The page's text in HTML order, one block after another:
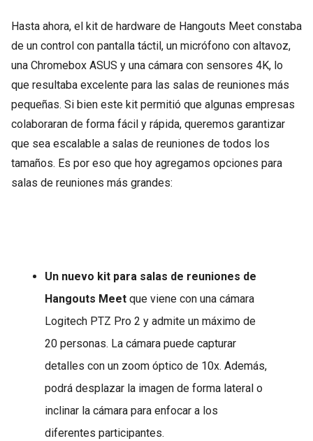
Hasta ahora, el kit de hardware de Hangouts Meet constaba
de un control con pantalla táctil, un micrófono con altavoz,
una Chromebox ASUS y una cámara con sensores 4K, lo
que resultaba excelente para las salas de reuniones más
pequeñas. Si bien este kit permitió que algunas empresas
colaboraran de forma fácil y rápida, queremos garantizar
que sea escalable a salas de reuniones de todos los
tamaños. Es por eso que hoy agregamos opciones para
salas de reuniones más grandes:
Un nuevo kit para salas de reuniones de
Hangouts Meet que viene con una cámara
Logitech PTZ Pro 2 y admite un máximo de
20 personas. La cámara puede capturar
detalles con un zoom óptico de 10x. Además,
podrá desplazar la imagen de forma lateral o
inclinar la cámara para enfocar a los
diferentes participantes.